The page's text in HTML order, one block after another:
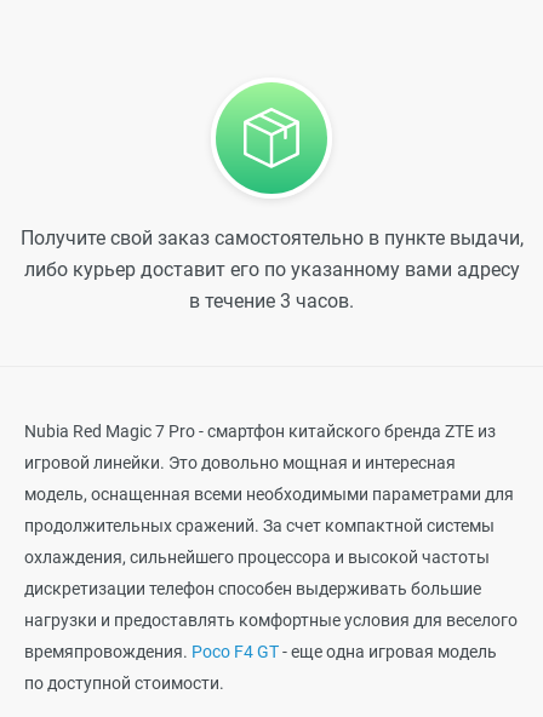
Получите свой заказ самостоятельно в пункте выдачи,
либо курьер доставит его по указанному вами адресу
в течение 3 часов.
Nubia Red Magic 7 Pro - смартфон китайского бренда ZTE из
игровой линейки. Это довольно мощная и интересная
модель, оснащенная всеми необходимыми параметрами для
продолжительных сражений. За счет компактной системы
охлаждения, сильнейшего процессора и высокой частоты
дискретизации телефон способен выдерживать большие
нагрузки и предоставлять комфортные условия для веселого
времяпровождения. Poco F4 GT- еще одна игровая модель
по доступной стоимости.